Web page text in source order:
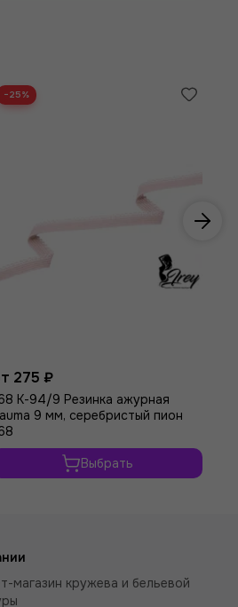
−25%
275 ₽
К-94/9 Резинка ажурная
9 мм, серебристый пион
Выбрать
магазин кружева и бельевой